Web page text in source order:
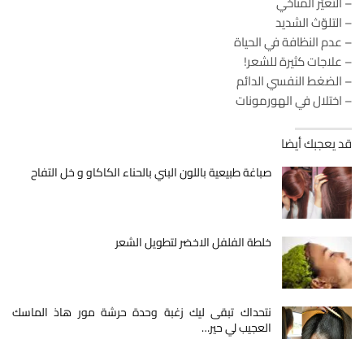
– التلوّث الشديد
– عدم النظافة في الحياة
– علاجات كثيرة للشعر!
– الضغط النفسي الدائم
– اختلال في الهورمونات
قد يعجبك أيضا
صباغة طبيعية باللون البني بالحناء الكاكاو و خل التفاح
خلطة الفلفل الاخضر لتطويل الشعر
نتحداك تبقى ليك زغبة وحدة حرشة مور هاذ الماسك
العجيب لي حير…